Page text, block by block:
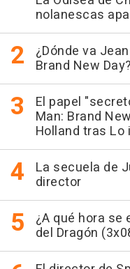
nolanescas
¿Dónde va
Brand New Day?
El papel
Man: Brand
Holland tras Lo
La secuela de
director
¿A qué hora se
del Dragón